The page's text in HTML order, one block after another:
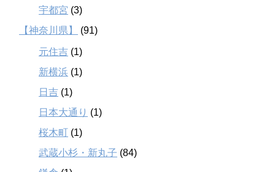
宇都宮 (3)
【神奈川県】
(91)
元住吉 (1)
新横浜 (1)
日吉 (1)
日本大通り (1)
桜木町 (1)
武蔵小杉・新丸子 (84)